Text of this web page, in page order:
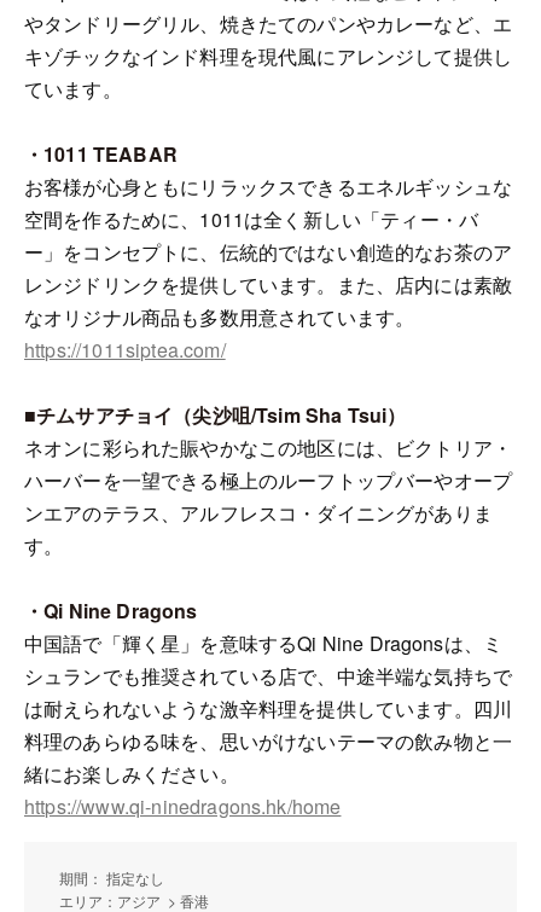
やタンドリーグリル、焼きたてのパンやカレーなど、エ
キゾチックなインド料理を現代風にアレンジして提供し
ています。
・1011 TEABAR
お客様が心身ともにリラックスできるエネルギッシュな
空間を作るために、1011は全く新しい「ティー・バ
ー」をコンセプトに、伝統的ではない創造的なお茶のア
レンジドリンクを提供しています。また、店内には素敵
なオリジナル商品も多数用意されています。
https://1011siptea.com/
■チムサアチョイ（尖沙咀/Tsim Sha Tsui）
ネオンに彩られた賑やかなこの地区には、ビクトリア・
ハーバーを一望できる極上のルーフトップバーやオープ
ンエアのテラス、アルフレスコ・ダイニングがありま
す。
・Qi Nine Dragons
中国語で「輝く星」を意味するQi Nine Dragonsは、ミ
シュランでも推奨されている店で、中途半端な気持ちで
は耐えられないような激辛料理を提供しています。四川
料理のあらゆる味を、思いがけないテーマの飲み物と一
緒にお楽しみください。
https://www.qi-ninedragons.hk/home
期間： 指定なし
エリア：アジア > 香港